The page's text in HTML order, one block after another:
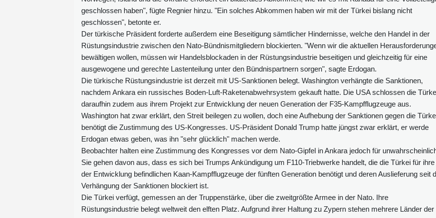
geschlossen haben", fügte Regnier hinzu. "Ein solches Abkommen haben wir mit der Türkei bislang nicht
geschlossen", betonte er.
Der türkische Präsident forderte außerdem eine Beseitigung sämtlicher Hindernisse, welche den Handel in der
Rüstungsindustrie zwischen den Nato-Bündnismitgliedern blockierten. "Wenn wir die aktuellen
bewältigen wollen, müssen wir Handelsblockaden in der Rüstungsindustrie beseitigen und gleichzeitig für eine
ausgewogene und gerechte Lastenteilung unter den Bündnispartnern sorgen", sagte Erdogan.
Die türkische Rüstungsindustrie ist derzeit mit US-Sanktionen belegt. Washington verhängte die Sanktionen,
nachdem Ankara ein russisches Boden-Luft-Raketenabwehrsystem gekauft hatte. Die USA schlossen die
daraufhin zudem aus ihrem Projekt zur Entwicklung der neuen Generation der F35-Kampfflugzeuge aus.
Washington hat zwar erklärt, den Streit beilegen zu wollen, doch eine Aufhebung der Sanktionen gegen die
benötigt die Zustimmung des US-Kongresses. US-Präsident Donald Trump hatte jüngst zwar erklärt, er werde
Erdogan etwas geben, was ihn "sehr glücklich" machen werde.
Beobachter halten eine Zustimmung des Kongresses vor dem Nato-Gipfel in Ankara jedoch für
Sie gehen davon aus, dass es sich bei Trumps Ankündigung um F110-Triebwerke handelt, die die Türkei für ihre
der Entwicklung befindlichen Kaan-Kampfflugzeuge der fünften Generation benötigt und deren Auslieferung seit
Verhängung der Sanktionen blockiert ist.
Die Türkei verfügt, gemessen an der Truppenstärke, über die zweitgrößte Armee in der Nato. Ihre
Rüstungsindustrie belegt weltweit den elften Platz. Aufgrund ihrer Haltung zu Zypern stehen mehrere Länder der